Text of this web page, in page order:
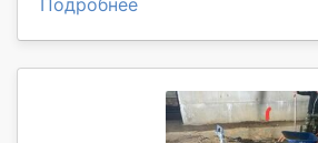
Подробнее